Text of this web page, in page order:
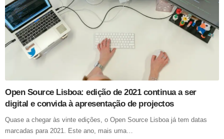
Open Source Lisboa: edição de 2021 continua a ser
digital e convida à apresentação de projectos
Quase a chegar às vinte edições, o Open Source Lisboa já tem datas
marcadas para 2021. Este ano, mais uma…